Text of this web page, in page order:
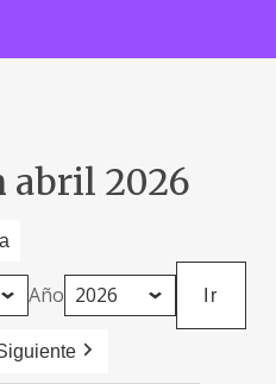
abril 2026
Año